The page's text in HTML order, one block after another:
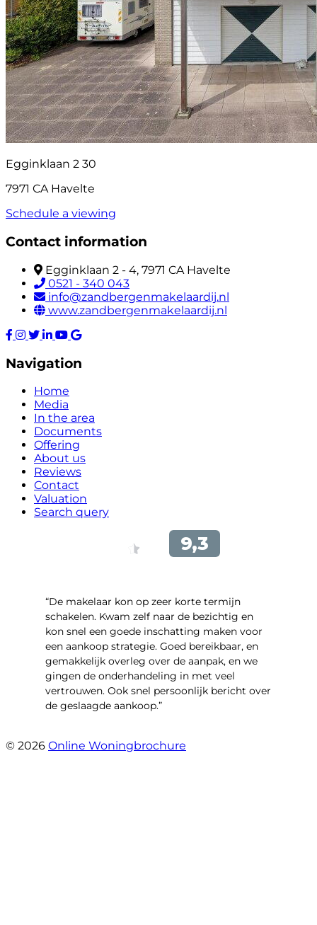
Egginklaan 2 30
7971 CA Havelte
Schedule a viewing
Contact information
Egginklaan 2 - 4, 7971 CA Havelte
0521 - 340 043
info@zandbergenmakelaardij.nl
www.zandbergenmakelaardij.nl
Navigation
Home
Media
In the area
Documents
Offering
About us
Reviews
Contact
Valuation
Search query
“De makelaar kon op zeer korte termijn
schakelen. Kwam zelf naar de bezichtig en
kon snel een goede inschatting maken voor
een aankoop strategie. Goed bereikbaar, en
gemakkelijk overleg over de aanpak, en we
gingen de onderhandeling in met veel
vertrouwen. Ook snel persoonlijk bericht over
de geslaagde aankoop.”
© 2026 Online Woningbrochure